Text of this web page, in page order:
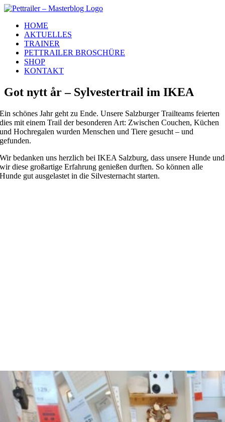
Zum
springenHOME
AKTUELLES
TRAINER
PETTRAILER BROSCHÜRE
SHOP
KONTAKT
Got nytt år – Sylvestertrail im IKEA
Ein schönes Jahr geht zu Ende. Unsere Salzburger Trailteams feierten
dies mit einem Trail der besonderen Art: Zwischen Couchen, Küchen
und Hochregalen wurden Menschen und Tiere gesucht – und
gefunden.
Wir bedanken uns herzlich bei IKEA Salzburg, dass unsere Hunde und
wir diese großartige Erfahrung genießen durften. So können alle
Hunde gut ausgelastet in die Silvesternacht starten.